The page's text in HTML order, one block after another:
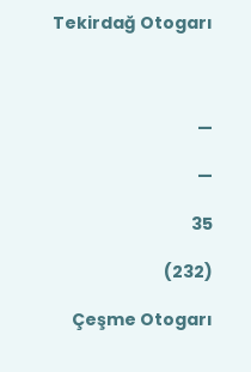
Tekirdağ Otogarı
—
—
35
(232)
Çeşme Otogarı